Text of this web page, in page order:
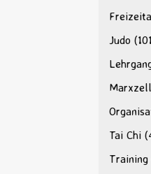
Judo
Marxzell
Tai Chi
Training